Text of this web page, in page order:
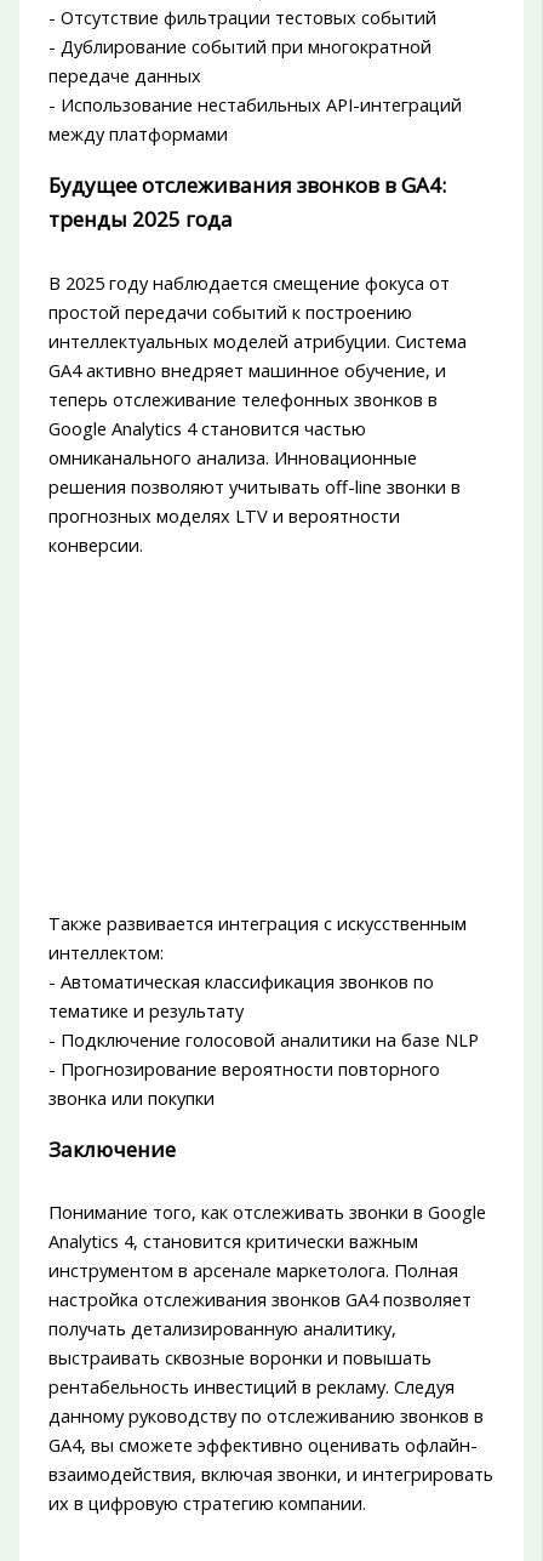
- Отсутствие фильтрации тестовых событий
- Дублирование событий при многократной
передаче данных
- Использование нестабильных API-интеграций
между платформами
Будущее отслеживания звонков в GA4:
тренды 2025 года
В 2025 году наблюдается смещение фокуса от
простой передачи событий к построению
интеллектуальных моделей атрибуции. Система
GA4 активно внедряет машинное обучение, и
теперь отслеживание телефонных звонков в
Google Analytics 4 становится частью
омниканального анализа. Инновационные
решения позволяют учитывать off-line звонки в
прогнозных моделях LTV и вероятности
конверсии.
Также развивается интеграция с искусственным
интеллектом:
- Автоматическая классификация звонков по
тематике и результату
- Подключение голосовой аналитики на базе NLP
- Прогнозирование вероятности повторного
звонка или покупки
Заключение
Понимание того, как отслеживать звонки в Google
Analytics 4, становится критически важным
инструментом в арсенале маркетолога. Полная
настройка отслеживания звонков GA4 позволяет
получать детализированную аналитику,
выстраивать сквозные воронки и повышать
рентабельность инвестиций в рекламу. Следуя
данному руководству по отслеживанию звонков в
GA4, вы сможете эффективно оценивать офлайн-
взаимодействия, включая звонки, и интегрировать
их в цифровую стратегию компании.